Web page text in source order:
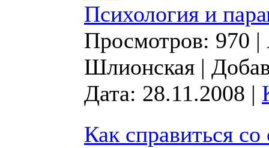
Психология и
Просмотров: 970 |
Шлионская |
Дата: 28.11.2008 |
Как справиться со